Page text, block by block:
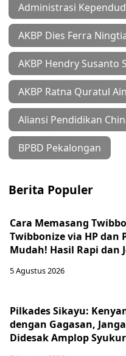
Administrasi
AKBP Dies Ferra
AKBP Hendry Susanto
AKBP Ratna Quratul
Aliansi Pendidikan
BPBD Pekalongan
Berita Populer
Cara Memasang
Twibbonize via HP dan
Mudah! Hasil Rapi dan
5 Agustus 2026
Pilkades Sikayu:
dengan Gagasan,
Didesak Amplop